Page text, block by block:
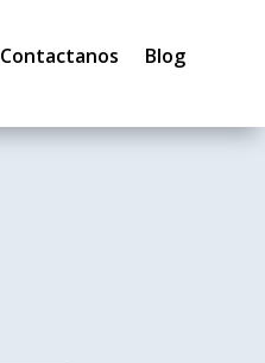
Contactanos Blog